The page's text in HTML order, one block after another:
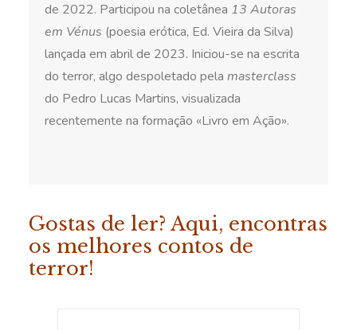
de 2022. Participou na coletânea 13 Autoras
em Vénus (poesia erótica, Ed. Vieira da Silva)
lançada em abril de 2023. Iniciou-se na escrita
do terror, algo despoletado pela masterclass
do Pedro Lucas Martins, visualizada
recentemente na formação «Livro em Ação».
Gostas de ler? Aqui, encontras
os melhores contos de
terror!